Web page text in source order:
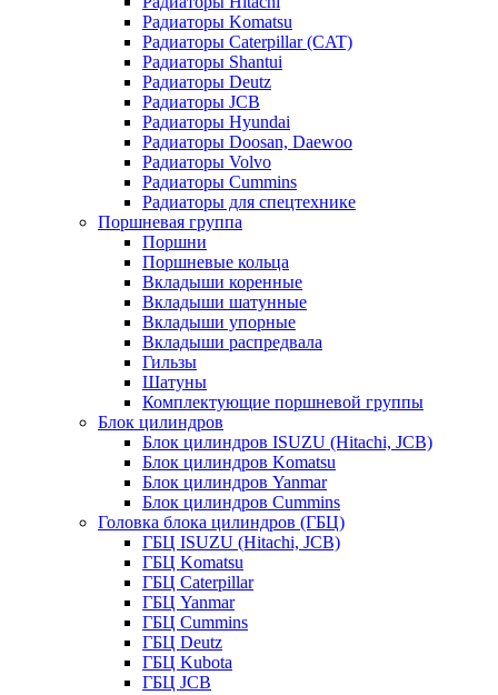
Радиаторы Komatsu
Радиаторы Caterpillar (CAT)
Радиаторы Shantui
Радиаторы Deutz
Радиаторы JCB
Радиаторы Hyundai
Радиаторы Doosan, Daewoo
Радиаторы Volvo
Радиаторы Cummins
Радиаторы для спецтехнике
Поршневая группа
Поршни
Поршневые кольца
Вкладыши коренные
Вкладыши шатунные
Вкладыши упорные
Вкладыши распредвала
Гильзы
Шатуны
Комплектующие поршневой группы
Блок цилиндров
Блок цилиндров ISUZU (Hitachi, JCB)
Блок цилиндров Komatsu
Блок цилиндров Yanmar
Блок цилиндров Cummins
Головка блока цилиндров (ГБЦ)
ГБЦ ISUZU (Hitachi, JCB)
ГБЦ Komatsu
ГБЦ Caterpillar
ГБЦ Yanmar
ГБЦ Cummins
ГБЦ Deutz
ГБЦ Kubota
ГБЦ JCB